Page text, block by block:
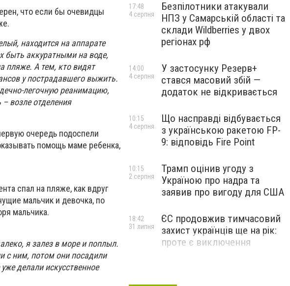
что если бы очевидцы
находится на аппарате
быть аккуратными на воде,
пляже. А тем, кто видят
у пострадавшего выжить.
легочную реанимацию,
возле отделения
очередь подоспели
помощь маме ребенка,
спал на пляже, как вдруг
мальчик и девочка, по
мальчика.
я залез в море и поплыл.
с ним, потом они посадили
делали искусственное
Безпілотники атакували
НПЗ у Самарській області та
склади Wildberries у двох
регіонах рф
17:48
4 серпня
У застосунку Резерв+
стався масовий збій —
додаток не відкривається
14:00
4 серпня
Що насправді відбувається
з українською ракетою FP-
9: відповідь Fire Point
10:15
4 серпня
Трамп оцінив угоду з
Україною про надра та
заявив про вигоду для США
10:15
2 серпня
ЄС продовжив тимчасовий
захист українців ще на рік:
проте є виключення
18:42
31 липня